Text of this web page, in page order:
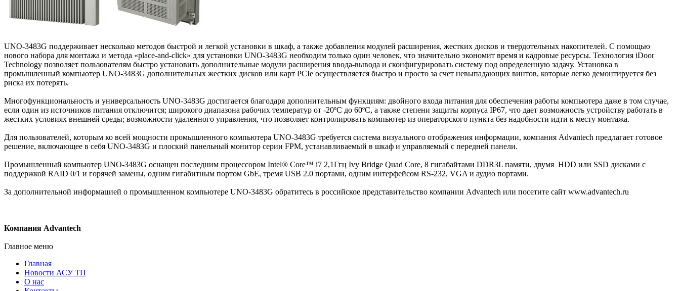
UNO-3483G поддерживает несколько методов быстрой и легкой установки в шкаф, а также добавления модулей расширения, жестких дисков и твердотельных накопителей. С помощью
нового набора для монтажа и метода «place-and-click» для установки UNO-3483G необходим только один человек, что значительно экономит время и кадровые ресурсы. Технология iDoor
Technology позволяет пользователям быстро установить дополнительные модули расширения ввода-вывода и сконфигурировать систему под определенную задачу. Установка в
промышленный компьютер UNO-3483G дополнительных жестких дисков или карт PCIe осуществляется быстро и просто за счет невыпадающих винтов, которые легко демонтируется без
риска их потерять.
Многофункциональность и универсальность UNO-3483G достигается благодаря дополнительным функциям: двойного входа питания для обеспечения работы компьютера даже в том случае,
если один из источников питания отключится; широкого диапазона рабочих температур от -20ºC до 60ºC, а также степени защиты корпуса IP67, что дает возможность устройству работать в
жестких условиях внешней среды; возможности удаленного управления, что позволяет контролировать компьютер из операторского пункта без надобности идти к месту монтажа.
Для пользователей, которым ко всей мощности промышленного компьютера UNO-3483G требуется система визуального отображения информации, компания Advantech предлагает готовое
решение, включающее в себя UNO-3483G и плоский панельный монитор серии FPM, устанавливаемый в шкаф и управляемый с передней панели.
Промышленный компьютер UNO-3483G оснащен последним процессором Intel® Core™ i7 2,1Ггц Ivy Bridge Quad Core, 8 гигабайтами DDR3L памяти, двумя HDD или SSD дисками с
поддержкой RAID 0/1 и горячей замены, одним гигабитным портом GbE, тремя USB 2.0 портами, одним интерфейсом RS-232, VGA и аудио портами.
За дополнительной информацией о промышленном компьютере UNO-3483G обратитесь в российское представительство компании Advantech или посетите сайт www.advantech.ru
Компания Advantech
Главное меню
Главная
Новости АСУ ТП
О нас